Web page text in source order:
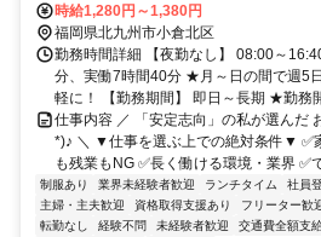
ス三萩野バス停下車 徒歩3分／JR「小倉
時給1,280円～1,380円
福岡県北九州市小倉北区
勤務時間詳細 【夜勤なし】 08:00～
分、実働7時間40分 ★月～日の間で週5
軽に！ 【勤務期間】 即日～長期 ★勤務開
仕事内容 ／ 「安定志向」の私が選んだ
*)♪ ＼ ▼仕事を選ぶ上での絶対条件▼ ✅
も残業もNG ✅長く働ける環境・業界 ✅
制服あり 業界未経験者歓迎 ランチタイム 社員
主婦・主夫歓迎
資格取得支援あり フリーター歓
転勤なし
経験不問 未経験者歓迎 交通費全額支